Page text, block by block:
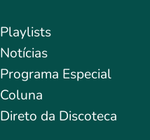
Playlists
Notícias
Programa Especial
Coluna
Direto da Discoteca